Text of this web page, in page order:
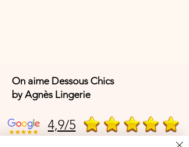
On aime Dessous Chics
by Agnès Lingerie
4,9/5